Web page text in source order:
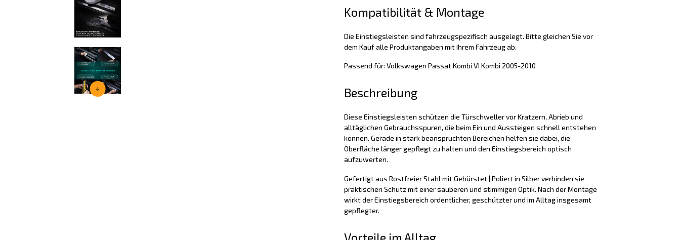
Kompatibilität & Montage
Die Einstiegsleisten sind fahrzeugspezifisch ausgelegt. Bitte gleichen Sie vor
dem Kauf alle Produktangaben mit Ihrem Fahrzeug ab.
Passend für: Volkswagen Passat Kombi VI Kombi 2005-2010
Beschreibung
Diese Einstiegsleisten schützen die Türschweller vor Kratzern, Abrieb und
alltäglichen Gebrauchsspuren, die beim Ein und Aussteigen schnell entstehen
können. Gerade in stark beanspruchten Bereichen helfen sie dabei, die
Oberfläche länger gepflegt zu halten und den Einstiegsbereich optisch
aufzuwerten.
Gefertigt aus Rostfreier Stahl mit Gebürstet | Poliert in Silber verbinden sie
praktischen Schutz mit einer sauberen und stimmigen Optik. Nach der Montage
wirkt der Einstiegsbereich ordentlicher, geschützter und im Alltag insgesamt
gepflegter.
Vorteile im Alltag